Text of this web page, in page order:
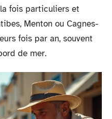
fois particuliers et
Menton ou Cagnes-
fois par an, souvent
de mer.